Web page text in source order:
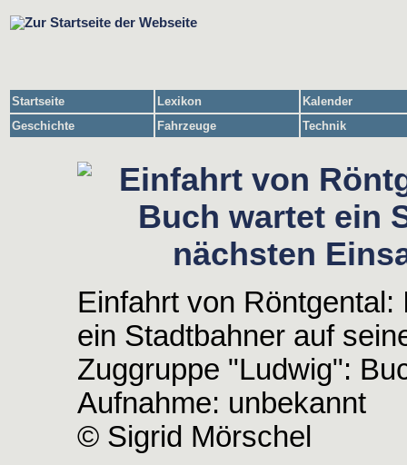
Startseite Lexikon
Kalender
Geschichte
Fahrzeuge Technik
Einfahrt von
ein Stadtbahner auf
Zuggruppe "Ludwig":
Aufnahme: unbekannt
© Sigrid Mörschel